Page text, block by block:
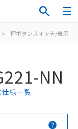
> 押ボタンスイッチ/表示灯
NN
様一覧